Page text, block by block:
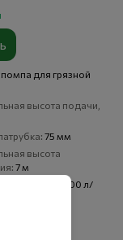
для грязной
высота подачи,
75 мм
высота
7 м
1000 л/